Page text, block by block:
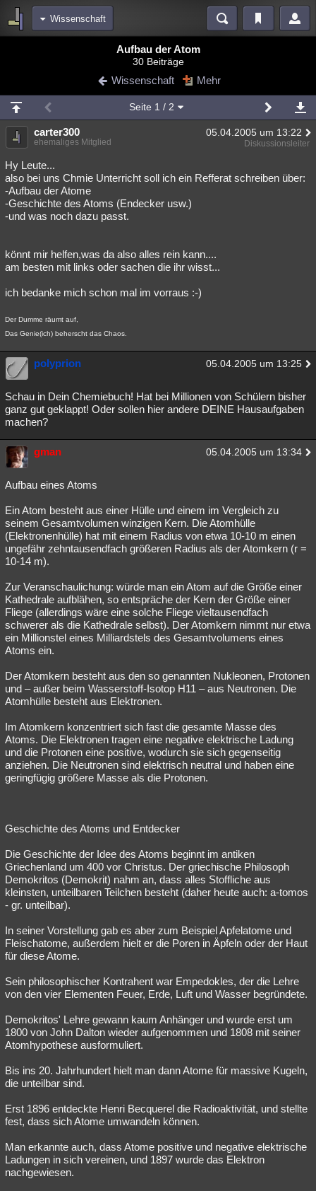
Wissenschaft
Blogs
Chat Wiki Neuigkeiten
meine Rubriken
Menschen Wissenschaft Mystery Kriminalfälle
Spiritualität
Natur Umfragen
weitere Rubriken
Astronomie Helpdesk Gruppen Gaming
Musik Clash Verbesserungen Allmystery
Besucht Teilgenommen
Lesenswert
Aufbau der Atom
30 Beiträge
Wissenschaft Mehr
Seite 1 / 2
carter300 05.04.2005 um 13:22
ehemaliges Mitglied Diskussionsleiter
Hy Leute...
also bei uns Chmie Unterricht soll ich ein Refferat schreiben über:
-Aufbau der Atome
-Geschichte des Atoms (Endecker usw.)
-und was noch dazu passt.
könnt mir helfen,was da also alles rein kann....
am besten mit links oder sachen die ihr wisst...
ich bedanke mich schon mal im vorraus :-)
Der Dumme räumt auf,
Das Genie(ich) beherscht das Chaos.
polyprion 05.04.2005 um 13:25
Schau in Dein Chemiebuch! Hat bei Millionen von Schülern bisher
ganz gut geklappt! Oder sollen hier andere DEINE Hausaufgaben
machen?
gman 05.04.2005 um 13:34
Aufbau eines Atoms
Ein Atom besteht aus einer Hülle und einem im Vergleich zu
seinem Gesamtvolumen winzigen Kern. Die Atomhülle
(Elektronenhülle) hat mit einem Radius von etwa 10-10 m einen
ungefähr zehntausendfach größeren Radius als der Atomkern (r =
10-14 m).
Zur Veranschaulichung: würde man ein Atom auf die Größe einer
Kathedrale aufblähen, so entspräche der Kern der Größe einer
Fliege (allerdings wäre eine solche Fliege vieltausendfach
schwerer als die Kathedrale selbst). Der Atomkern nimmt nur etwa
ein Millionstel eines Milliardstels des Gesamtvolumens eines
Atoms ein.
Der Atomkern besteht aus den so genannten Nukleonen, Protonen
und – außer beim Wasserstoff-Isotop H11 – aus Neutronen. Die
Atomhülle besteht aus Elektronen.
Im Atomkern konzentriert sich fast die gesamte Masse des
Atoms. Die Elektronen tragen eine negative elektrische Ladung
und die Protonen eine positive, wodurch sie sich gegenseitig
anziehen. Die Neutronen sind elektrisch neutral und haben eine
geringfügig größere Masse als die Protonen.
Geschichte des Atoms und Entdecker
Die Geschichte der Idee des Atoms beginnt im antiken
Griechenland um 400 vor Christus. Der griechische Philosoph
Demokritos (Demokrit) nahm an, dass alles Stoffliche aus
kleinsten, unteilbaren Teilchen besteht (daher heute auch: a-tomos
- gr. unteilbar).
In seiner Vorstellung gab es aber zum Beispiel Apfelatome und
Fleischatome, außerdem hielt er die Poren in Äpfeln oder der Haut
für diese Atome.
Sein philosophischer Kontrahent war Empedokles, der die Lehre
von den vier Elementen Feuer, Erde, Luft und Wasser begründete.
Demokritos' Lehre gewann kaum Anhänger und wurde erst um
1800 von John Dalton wieder aufgenommen und 1808 mit seiner
Atomhypothese ausformuliert.
Bis ins 20. Jahrhundert hielt man dann Atome für massive Kugeln,
die unteilbar sind.
Erst 1896 entdeckte Henri Becquerel die Radioaktivität, und stellte
fest, dass sich Atome umwandeln können.
Man erkannte auch, dass Atome positive und negative elektrische
Ladungen in sich vereinen, und 1897 wurde das Elektron
nachgewiesen.